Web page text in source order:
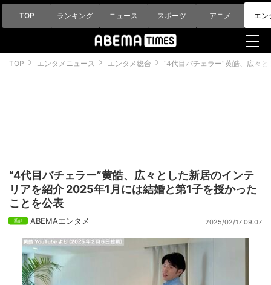
TOP ランキング ニュース スポーツ アニメ エン
TOP エンタメニュース エンタメ総合 “4代目バチェラー”黄皓、広々
“4代目バチェラー”黄皓、広々とした新居のインテ
リアを紹介 2025年1月には結婚と第1子を授かった
ことを公表
ABEMAエンタメ 2025/02/17 09:07